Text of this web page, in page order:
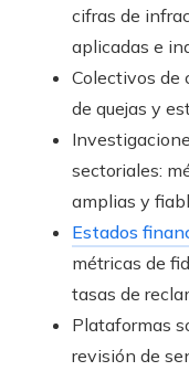
cifras de
aplicadas e
Colectivos de
de quejas y
sectoriales:
amplias y
Estados
métricas de
tasas de
Plataformas
revisión de